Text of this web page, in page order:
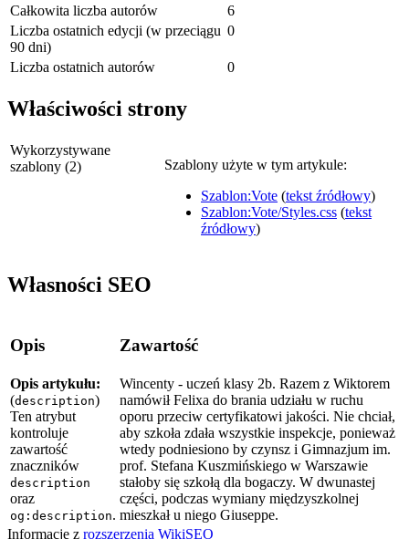
Całkowita liczba autorów
6
Liczba ostatnich edycji (w przeciągu
90 dni)
0
Liczba ostatnich autorów 0
Właściwości strony
Wykorzystywane
szablony (2)
Szablony użyte w tym artykule:
Szablon:Vote (tekst źródłowy)
Szablon:Vote/Styles.css (tekst
źródłowy)
Własności SEO
Opis Zawartość
Opis artykułu:
(description)
Ten atrybut
kontroluje
zawartość
znaczników
description
oraz
og:description.
Wincenty - uczeń klasy 2b. Razem z Wiktorem
namówił Felixa do brania udziału w ruchu
oporu przeciw certyfikatowi jakości. Nie chciał,
aby szkoła zdała wszystkie inspekcje, ponieważ
wtedy podniesiono by czynsz i Gimnazjum im.
prof. Stefana Kuszmińskiego w Warszawie
stałoby się szkołą dla bogaczy. W dwunastej
części, podczas wymiany międzyszkolnej
mieszkał u niego Giuseppe.
Informacje z rozszerzenia WikiSEO